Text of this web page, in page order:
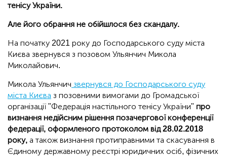
тенісу України.
Але його обрання не обійшлося без скандалу.
На початку 2021 року до Господарського суду міста
Києва звернувся з позовом Ульянчич Микола
Миколайович.
Микола Ульянчич звернувся до Господарського суду
міста Києва з позовними вимогами до Громадської
організації "Федерація настільного тенісу України" про
визнання недійсним рішення позачергової конференції
федерації, оформленого протоколом від 28.02.2018
року, а також визнання протиправними та скасування в
Єдиному державному реєстрі юридичних осіб, фізичних